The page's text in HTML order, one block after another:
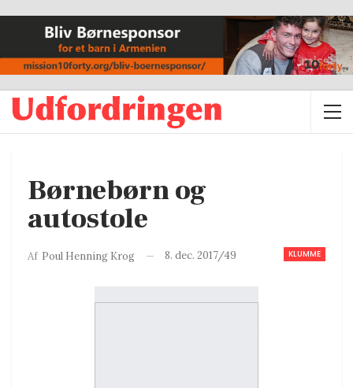
Børnebørn og
autostole
KLUMME
Af Poul Henning Krog 8. dec. 2017/49